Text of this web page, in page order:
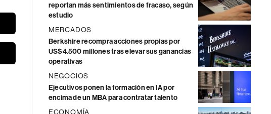
reportan más sentimientos de fracaso, según
estudio
MERCADOS
Berkshire recompra acciones propias por
US$4.500 millones tras elevar sus ganancias
operativas
NEGOCIOS
Ejecutivos ponen la formación en IA por
encima de un MBA para contratar talento
ECONOMÍA